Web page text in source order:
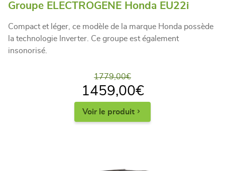
Groupe ELECTROGENE Honda EU22i
Compact et léger, ce modèle de la marque Honda possède
la technologie Inverter. Ce groupe est également
insonorisé.
1779,00€
1459,00€
Voir le produit